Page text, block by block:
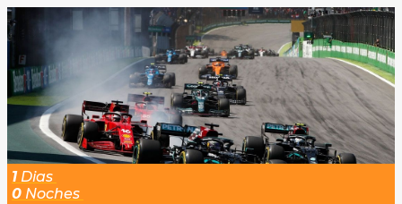
1Dias
0 Noches